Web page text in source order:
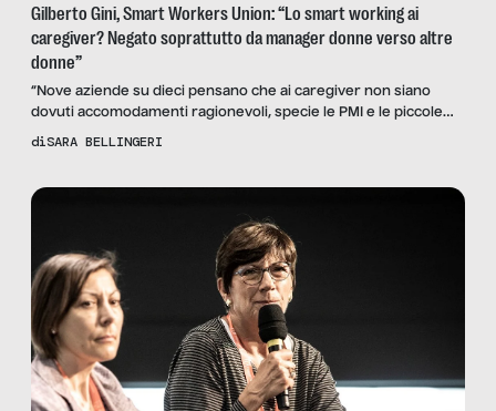
Gilberto Gini, Smart Workers Union: “Lo smart working ai
caregiver? Negato soprattutto da manager donne verso altre
donne”
“Nove aziende su dieci pensano che ai caregiver non siano
dovuti accomodamenti ragionevoli, specie le PMI e le piccole
amministrazioni: più tutelati i lavoratori con disabilità”.
diSARA BELLINGERI